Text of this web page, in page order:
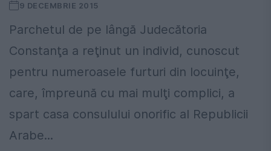
9 DECEMBRIE 2015
Parchetul de pe lângă Judecătoria
Constanţa a reţinut un individ, cunoscut
pentru numeroasele furturi din locuinţe,
care, împreună cu mai mulţi complici, a
spart casa consulului onorific al Republicii
Arabe...